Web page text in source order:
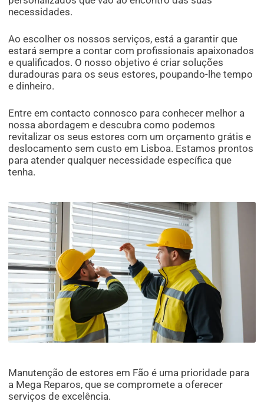
necessidades.
Ao escolher os nossos serviços, está a garantir que
estará sempre a contar com profissionais apaixonados
e qualificados. O nosso objetivo é criar soluções
duradouras para os seus estores, poupando-lhe tempo
e dinheiro.
Entre em contacto connosco para conhecer melhor a
nossa abordagem e descubra como podemos
revitalizar os seus estores com um orçamento grátis e
deslocamento sem custo em Lisboa. Estamos prontos
para atender qualquer necessidade específica que
tenha.
Manutenção de estores em Fão é uma prioridade para
a Mega Reparos, que se compromete a oferecer
serviços de excelência.